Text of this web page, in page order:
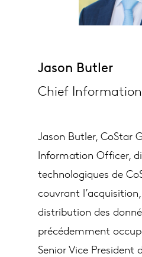
Jason Butler
Chief
Jason Butler, CoStar
Information Officer,
technologiques de
couvrant
distribution des
précédemment
Senior Vice President